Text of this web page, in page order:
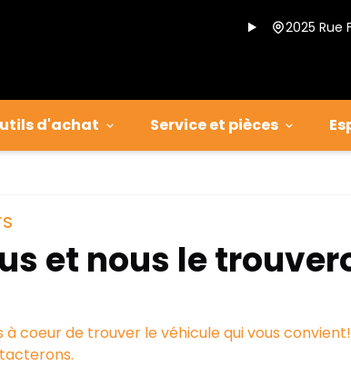
2025 Rue
d'achat Service et pièces
et nous le
coeur de trouver le véhicule qui vous